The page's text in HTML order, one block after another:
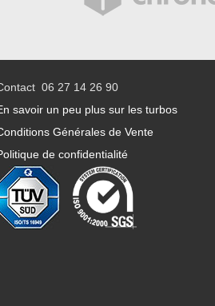
06 27 14 26 90
savoir un peu plus sur les turbos
Générales de Vente
de confidentialité